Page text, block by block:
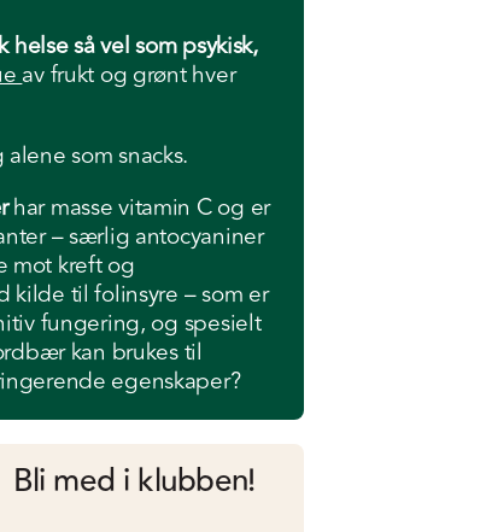
så vel som psykisk,
av frukt og grønt hver
som snacks.
har masse vitamin C og er
– særlig antocyaniner
mot kreft og
kilde til folinsyre – som er
fungering, og spesielt
kan brukes til
egenskaper?
Bli med i klubben!